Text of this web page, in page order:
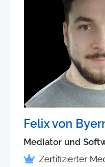
Felix von
Mediator und
Zertifizierter